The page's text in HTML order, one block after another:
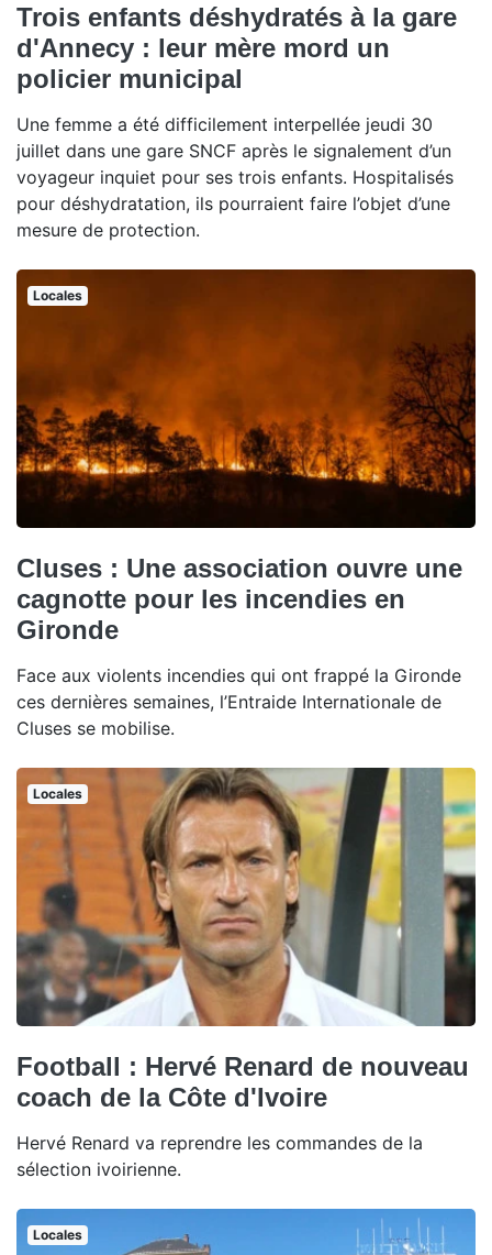
Trois enfants déshydratés à la gare
d'Annecy : leur mère mord un
policier municipal
Une femme a été difficilement interpellée jeudi 30
juillet dans une gare SNCF après le signalement d’un
voyageur inquiet pour ses trois enfants. Hospitalisés
pour déshydratation, ils pourraient faire l’objet d’une
mesure de protection.
Locales
Cluses : Une association ouvre une
cagnotte pour les incendies en
Gironde
Face aux violents incendies qui ont frappé la Gironde
ces dernières semaines, l’Entraide Internationale de
Cluses se mobilise.
Locales
Football : Hervé Renard de nouveau
coach de la Côte d'Ivoire
Hervé Renard va reprendre les commandes de la
sélection ivoirienne.
Locales